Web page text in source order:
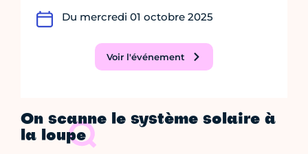
Du mercredi 01 octobre 2025
Voir l'événement
On scanne le système solaire à
la loupe